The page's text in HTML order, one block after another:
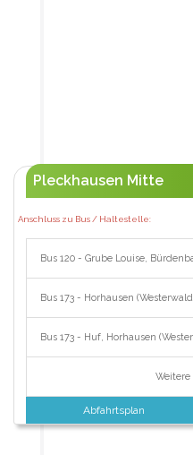
Pleckhausen Mitte
Anschluss zu Bus / Haltestelle:
Bus 120 - Grube Louise,
Bus 173 - Horhausen
Bus 173 - Huf, Horhausen
Abfahrtsplan